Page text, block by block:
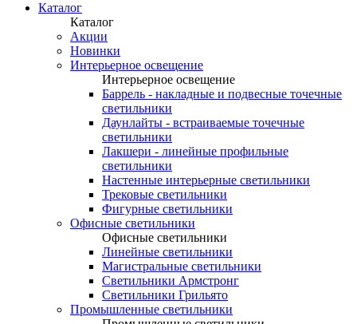
Каталог
Каталог
Акции
Новинки
Интерьерное освещение
Интерьерное освещение
Баррель - накладные и подвесные точечные
светильники
Даунлайты - встраиваемые точечные
светильники
Лакшери - линейные профильные
светильники
Настенные интерьерные светильники
Трековые светильники
Фигурные светильники
Офисные светильники
Офисные светильники
Линейные светильники
Магистральные светильники
Светильники Армстронг
Светильники Грильято
Промышленные светильники